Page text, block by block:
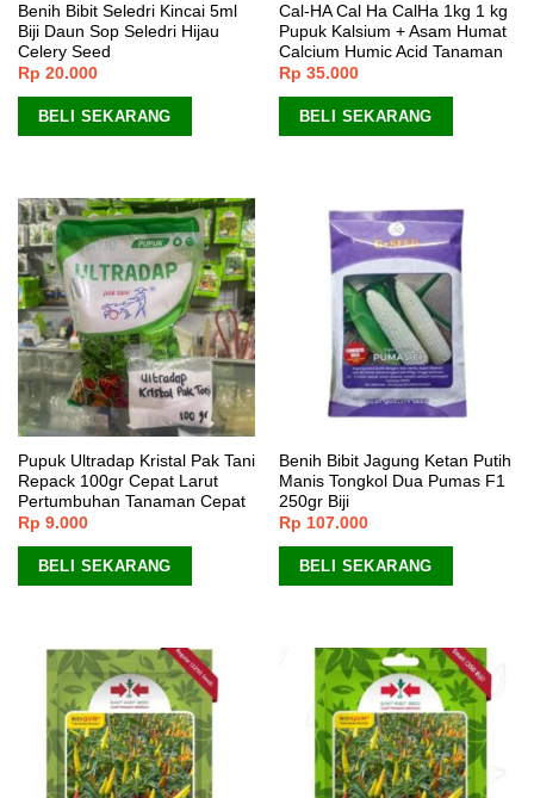
Benih Bibit Seledri Kincai 5ml
Biji Daun Sop Seledri Hijau
Celery Seed
Rp 20.000
BELI SEKARANG
Cal-HA Cal Ha CalHa 1kg 1 kg
Pupuk Kalsium + Asam Humat
Calcium Humic Acid Tanaman
Rp 35.000
BELI SEKARANG
Pupuk Ultradap Kristal Pak Tani
Repack 100gr Cepat Larut
Pertumbuhan Tanaman Cepat
Rp 9.000
BELI SEKARANG
Benih Bibit Jagung Ketan Putih
Manis Tongkol Dua Pumas F1
250gr Biji
Rp 107.000
BELI SEKARANG